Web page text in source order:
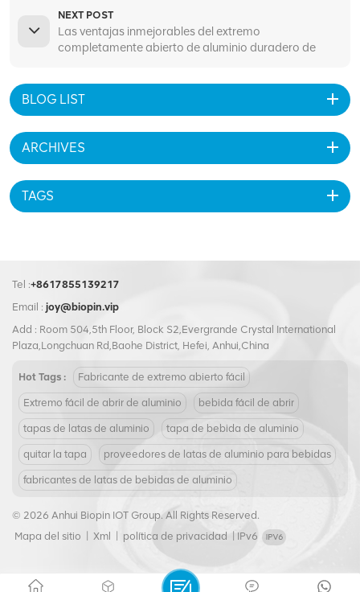
NEXT POST
Las ventajas inmejorables del extremo
completamente abierto de aluminio duradero de
BLOG LIST
ARCHIVES
TAGS
Tel :+8617855139217
Email : joy@biopin.vip
Add : Room 504,5th Floor, Block S2,Evergrande Crystal International
Plaza,Longchuan Rd,Baohe District, Hefei, Anhui,China
Hot Tags : Fabricante de extremo abierto fácil
Extremo fácil de abrir de aluminio bebida fácil de abrir
tapas de latas de aluminio tapa de bebida de aluminio
quitar la tapa proveedores de latas de aluminio para bebidas
fabricantes de latas de bebidas de aluminio
© 2026 Anhui Biopin IOT Group. All Rights Reserved.
Mapa del sitio
Xml política de privacidad IPv6